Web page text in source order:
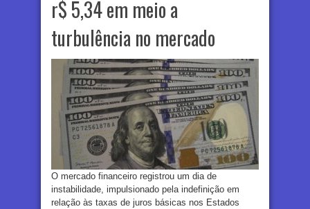
r$ 5,34 em meio a
turbulência no mercado
O mercado financeiro registrou um dia de
instabilidade, impulsionado pela indefinição em
relação às taxas de juros básicas nos Estados